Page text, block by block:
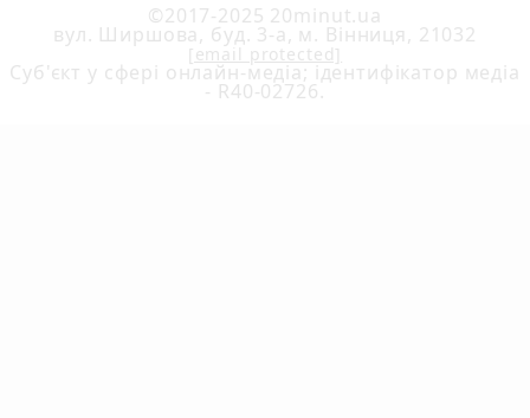
©2017-2025 20minut.ua
вул. Ширшова, буд. 3-а, м. Вінниця, 21032
[email protected]
Cуб'єкт у сфері онлайн-медіа; ідентифікатор медіа
- R40-02726.